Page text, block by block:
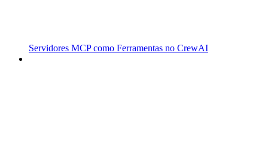
Servidores MCP como Ferramentas no CrewAI